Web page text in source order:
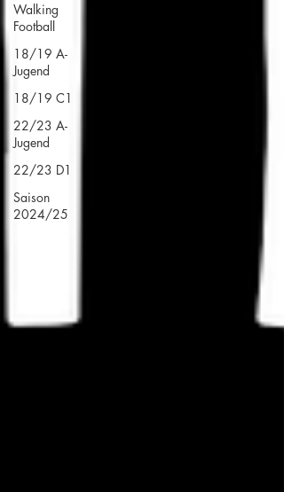
Walking
Football
18/19 A-
Jugend
18/19 C1
22/23 A-
Jugend
22/23 D1
Saison
2024/25